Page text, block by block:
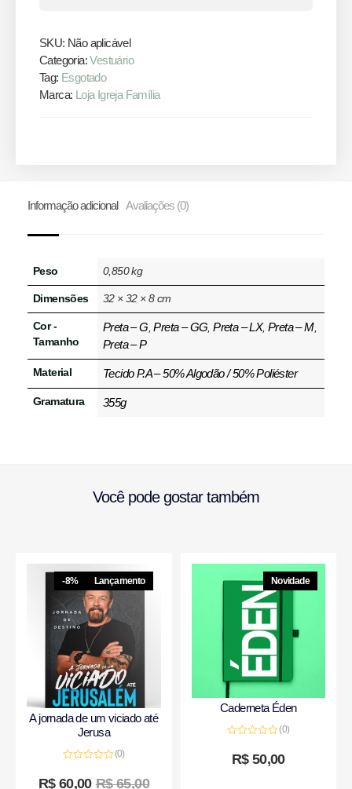
SKU: Não aplicável
Categoria:Vestuário
Tag: Esgotado
Marca: Loja Igreja Família
Informação adicional Avaliações (0)
Peso 0,850 kg
Dimensões 32 × 32 × 8 cm
Cor -
Tamanho
Preta – G,Preta – GG,Preta – LX,Preta – M,
Preta – P
Material Tecido P.A – 50% Algodão / 50% Poliéster
Gramatura 355g
Você pode gostar também
-8% Lançamento
A jornada de um viciado até
Jerusa
0
de
(0)
R$65,00
R$60,00
Novidade
Caderneta Éden
de
(0)
R$50,00